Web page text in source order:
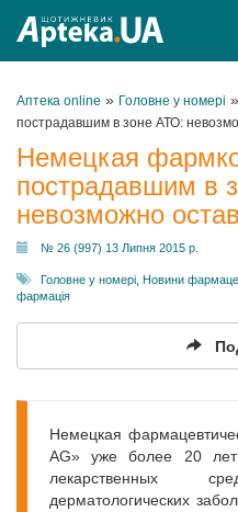
Аптека online » Головне у номері »
пострадавшим в зоне АТО:
Немецкая
пострадавшим в
невозможно
№ 26 (997) 13 Липня 2015 р.
Головне у номері Новини
фармація
Немецкая
AG» уже более 20 лет
лекарственных
дерматологических